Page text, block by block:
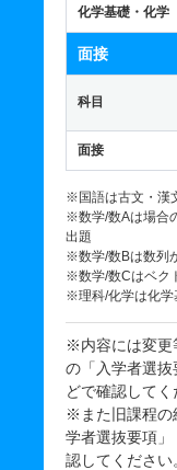
化学基礎・化学
面接
科目
面接
※国語は古文・漢
※数学/数Aは場合
出題
※数学/数Bは数列
※数学/数Cはベク
※理科/化学は化学
※内容には変更
の「入学者選
どで確認してく
※また旧課程の
学者選抜要項
認してください